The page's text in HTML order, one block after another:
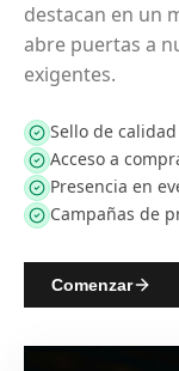
destacan en un
abre puertas a
exigentes.
Sello de
Acceso a
Presencia en
Campañas de
Comenzar